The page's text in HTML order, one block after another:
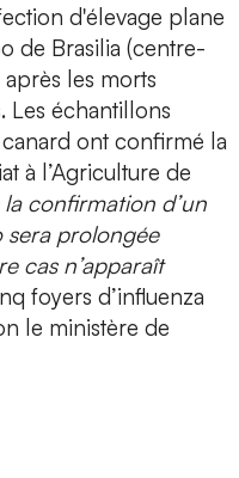
d'élevage plane
de Brasilia (centre-
les morts
Les échantillons
ont confirmé la
à l’Agriculture de
la confirmation d’un
sera prolongée
cas n’apparaît
foyers d’influenza
le ministère de